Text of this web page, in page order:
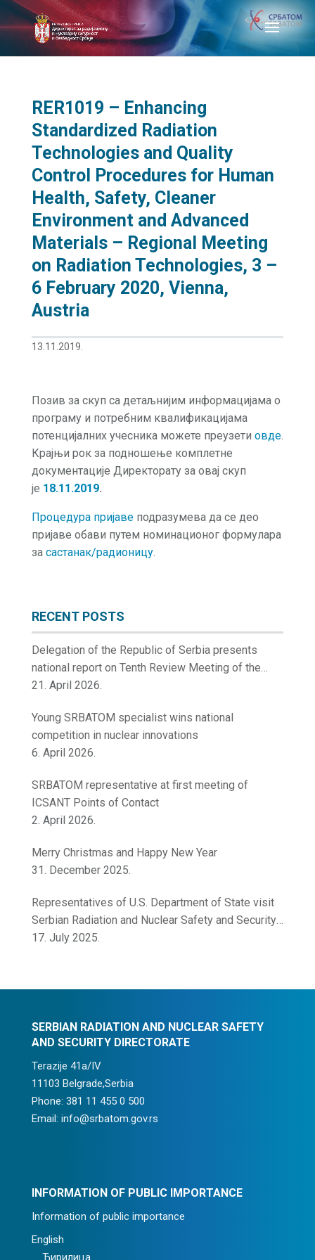
RER1019 – Enhancing
Standardized Radiation
Technologies and Quality
Control Procedures for Human
Health, Safety, Cleaner
Environment and Advanced
Materials – Regional Meeting
on Radiation Technologies, 3 –
6 February 2020, Vienna,
Austria
13.11.2019.
Позив за скуп са детаљнијим информацијама о
програму и потребним квалификацијама
потенцијалних учесника можете преузети овде.
Крајњи рок за подношење комплетне
документације Директорату за овај скуп
је 18.11.2019.
Процедура пријавеподразумева да се део
пријаве обави путем номинационог формулара
за састанак/радионицу.
RECENT POSTS
Delegation of the Republic of Serbia presents
national report on Tenth Review Meeting of the
Contracting Parties to the Convention on Nuclear
21. April 2026.
Young SRBATOM specialist wins national
competition in nuclear innovations
6. April 2026.
SRBATOM representative at first meeting of
ICSANT Points of Contact
2. April 2026.
Merry Christmas and Happy New Year
31. December 2025.
Representatives of U.S. Department of State visit
Serbian Radiation and Nuclear Safety and Security
Directorate
17. July 2025.
SERBIAN RADIATION AND NUCLEAR SAFETY
AND SECURITY DIRECTORATE
Terazije 41a/IV
11103 Belgrade,Serbia
Phone: 381 11 455 0 500
Email: info@srbatom.gov.rs
INFORMATION OF PUBLIC IMPORTANCE
Information of public importance
English
Ћирилица